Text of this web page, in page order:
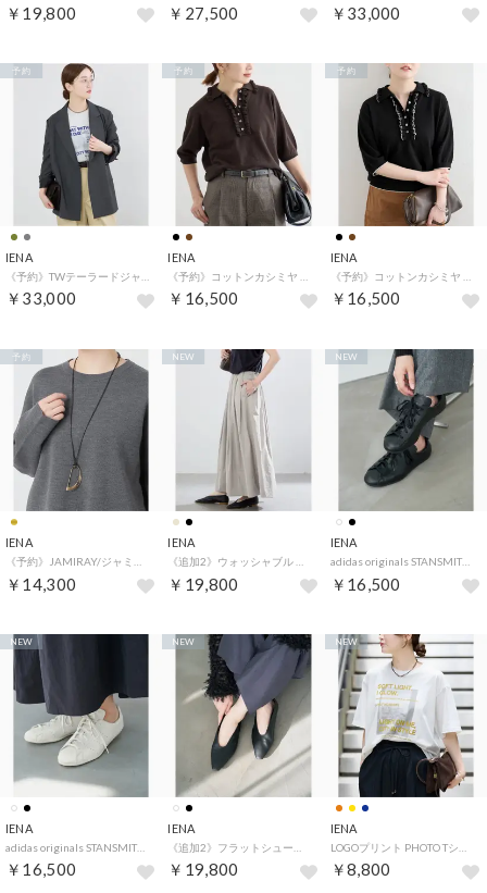
￥19,800 ￥27,500 ￥33,000
IENA
￥33,000
予約
IENA
￥16,500
予約
IENA
￥16,500
予約
IENA
￥14,300
予約
IENA
￥19,800
NEW
IENA
adidas originals STANSMITH LO PRO W スニーカー JR5700/JR6010（ブラック）
￥16,500
NEW
IENA
￥16,500
NEW
IENA
￥19,800
NEW
IENA
￥8,800
NEW